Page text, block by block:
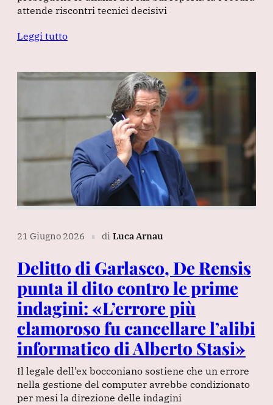
attende riscontri tecnici decisivi
Leggi tutto
21 Giugno 2026 ∎ di Luca Arnau
Delitto di Garlasco, De Rensis
punta il dito contro le prime
indagini: «L’errore più
clamoroso fu cancellare l’alibi
informatico di Alberto Stasi»
Il legale dell’ex bocconiano sostiene che un errore
nella gestione del computer avrebbe condizionato
per mesi la direzione delle indagini